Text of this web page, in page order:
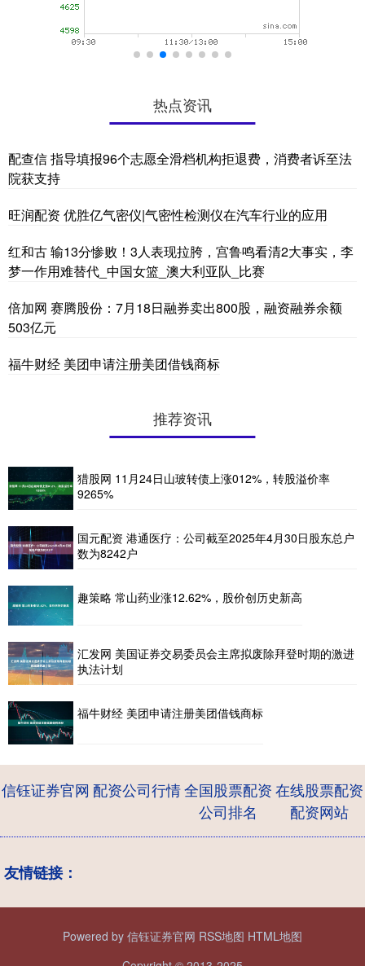
热点资讯
配查信 指导填报96个志愿全滑档机构拒退费，消费者诉至法
院获支持
旺润配资 优胜亿气密仪|气密性检测仪在汽车行业的应用
红和古 输13分惨败！3人表现拉胯，宫鲁鸣看清2大事实，李
梦一作用难替代_中国女篮_澳大利亚队_比赛
倍加网 赛腾股份：7月18日融券卖出800股，融资融券余额
503亿元
福牛财经 美团申请注册美团借钱商标
推荐资讯
猎股网 11月24日山玻转债上涨012%，转股溢价率
9265%
国元配资 港通医疗：公司截至2025年4月30日股东总户
数为8242户
趣策略 常山药业涨12.62%，股价创历史新高
汇发网 美国证券交易委员会主席拟废除拜登时期的激进
执法计划
福牛财经 美团申请注册美团借钱商标
信钰证券官网 配资公司行情全国股票配资
公司排名
在线股票配资
配资网站
友情链接：
Powered by 信钰证券官网 RSS地图 HTML地图